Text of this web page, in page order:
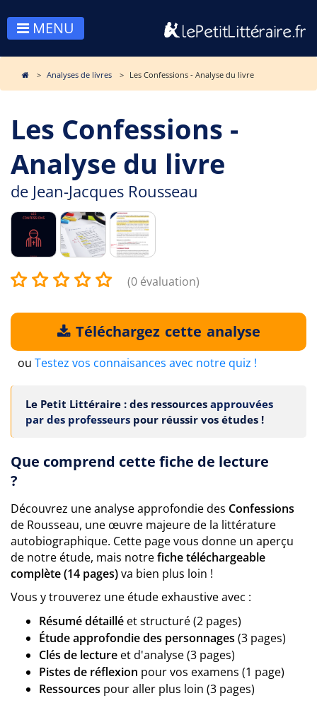
MENU
Analyses de livres Les Confessions - Analyse du livre
Les Confessions -
Analyse du livre
de Jean-Jacques Rousseau
(0 évaluation)
Téléchargez cette analyse
ou Testez vos connaisances avec notre quiz !
Le Petit Littéraire : des ressources approuvées
par des professeurs pour réussir vos études !
Que comprend cette fiche de lecture
?
Découvrez une analyse approfondie des Confessions
de Rousseau, une œuvre majeure de la littérature
autobiographique. Cette page vous donne un aperçu
de notre étude, mais notrefiche téléchargeable
complète (14 pages)va bien plus loin !
Vous y trouverez une étude exhaustive avec :
Résumé détaillé et structuré (2 pages)
Étude approfondie des personnages (3 pages)
Clés de lecture et d'analyse (3 pages)
Pistes de réflexion pour vos examens (1 page)
Ressources pour aller plus loin (3 pages)